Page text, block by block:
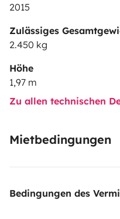
2015
Zulässiges
2.450 kg
Höhe
1,97 m
Zu allen technischen
Mietbedingungen
Bedingungen des